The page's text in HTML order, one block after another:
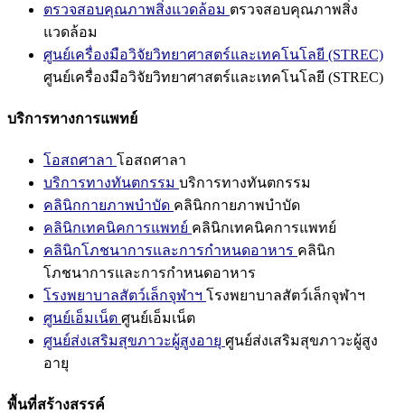
ตรวจสอบคุณภาพสิ่งแวดล้อม ตรวจสอบคุณภาพสิ่ง
แวดล้อม
ศูนย์เครื่องมือวิจัยวิทยาศาสตร์และเทคโนโลยี (STREC)
ศูนย์เครื่องมือวิจัยวิทยาศาสตร์และเทคโนโลยี (STREC)
บริการทางการแพทย์
โอสถศาลา โอสถศาลา
บริการทางทันตกรรม บริการทางทันตกรรม
คลินิกกายภาพบำบัด คลินิกกายภาพบำบัด
คลินิกเทคนิคการแพทย์ คลินิกเทคนิคการแพทย์
คลินิกโภชนาการและการกำหนดอาหาร คลินิก
โภชนาการและการกำหนดอาหาร
โรงพยาบาลสัตว์เล็กจุฬาฯ โรงพยาบาลสัตว์เล็กจุฬาฯ
ศูนย์เอ็มเน็ต ศูนย์เอ็มเน็ต
ศูนย์ส่งเสริมสุขภาวะผู้สูงอายุ ศูนย์ส่งเสริมสุขภาวะผู้สูง
อายุ
พื้นที่สร้างสรรค์